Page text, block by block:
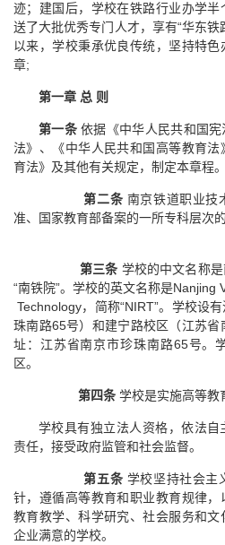
迹；建国后，学校在铁路行业办学
送了大批优秀专门人才，享有“华东
以来，学校秉承优良传统，坚持特
章;
第一章 总 则
第一条依据《中华人民共和国
法》、《中华人民共和国高等教育
育法》及其他有关规定，制定本
第二条 南京铁道职业技
准、国家教育部备案的一所专科层次
第三条 学校的中文名称
“南铁院”。学校的英文名称是Nanjing
Technology，简称“NIRT”。学校设
珠南路65号）和建宁路校区（江苏
址：江苏省南京市珍珠南路65号。
区。
第四条 学校是实施高
学校具有独立法人资格，依法
责任，接受政府监管和社会监督
第五条 学校坚持社会主
针，遵循高等教育和职业教育规律
教育教学、科学研究、社会服务和
企业满意的学校。